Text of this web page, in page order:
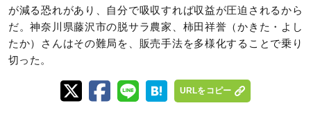
が減る恐れがあり、自分で吸収すれば収益が圧迫されるから
だ。神奈川県藤沢市の脱サラ農家、柿田祥誉（かきた・よし
たか）さんはその難局を、販売手法を多様化することで乗り
切った。
URLをコピー